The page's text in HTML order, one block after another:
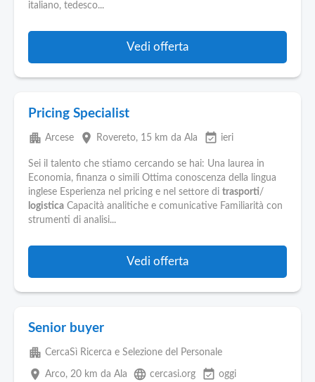
italiano, tedesco...
Vedi offerta
Pricing Specialist
apartment Arcese place Rovereto, 15 km da Ala event_available ieri
Sei il talento che stiamo cercando se hai: Una laurea in
Economia, finanza o simili Ottima conoscenza della lingua
inglese Esperienza nel pricing e nel settore di trasporti/
logistica Capacità analitiche e comunicative Familiarità con
strumenti di analisi...
Vedi offerta
Senior buyer
apartment CercaSì Ricerca e Selezione del Personale
place Arco, 20 km da Ala language cercasi.org event_available oggi